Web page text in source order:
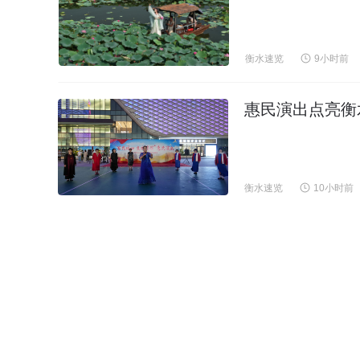
衡水速览 9小时前
惠民演出点亮
衡水速览 10小时前